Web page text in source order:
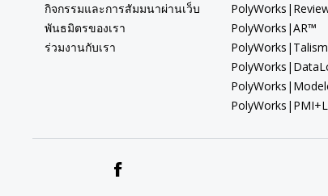
กิจกรรมและการสัมมนาผ่านเว็บ
พันธมิตรของเรา
ร่วมงานกับเรา
PolyWorks|AR™